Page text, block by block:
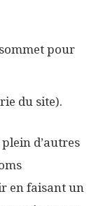
pour
du site).
d’autres
en faisant un